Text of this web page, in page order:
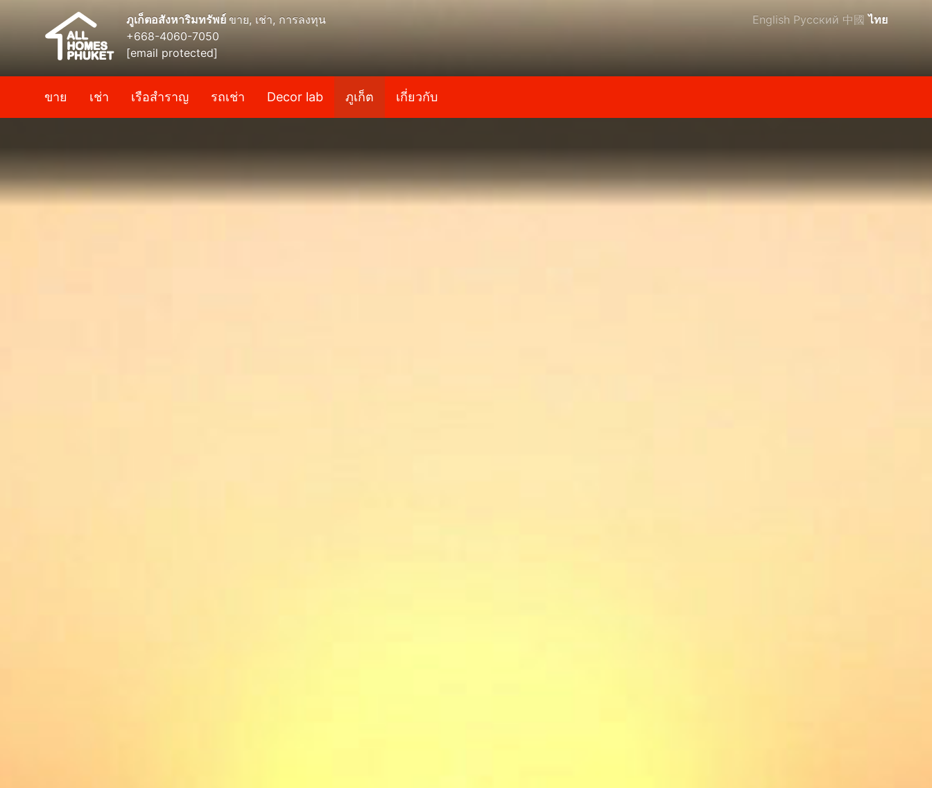
ภูเก็ตอสังหาริมทรัพย์ ขาย, เช่า, การลงทุน
+668-4060-7050
[email protected]
English Русский 中國 ไทย
ขาย เช่า เรือสำราญ รถเช่า Decor lab ภูเก็ต เกี่ยวกับ